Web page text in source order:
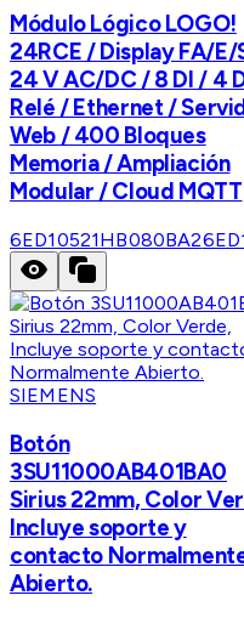
Módulo Lógico LOGO!
24RCE / Display FA/E/
24 V AC/DC / 8 DI / 4
Relé / Ethernet /
Web / 400 Bloques
Memoria / Ampliación
Modular / Cloud MQTT
6ED10521HB080BA2
SIEMENS
Botón
3SU11000AB401BA0
Sirius 22mm, Color
Incluye soporte y
contacto
Abierto.